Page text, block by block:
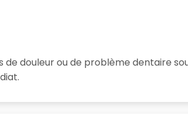
douleur ou de problème dentaire